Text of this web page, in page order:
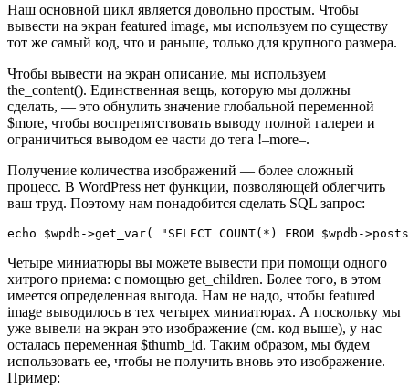
Наш основной цикл является довольно простым. Чтобы
вывести на экран featured image, мы используем по существу
тот же самый код, что и раньше, только для крупного размера.
Чтобы вывести на экран описание, мы используем
the_content(). Единственная вещь, которую мы должны
сделать, — это обнулить значение глобальной переменной
$more, чтобы воспрепятствовать выводу полной галереи и
ограничиться выводом ее части до тега !–more–.
Получение количества изображений — более сложный
процесс. В WordPress нет функции, позволяющей облегчить
ваш труд. Поэтому нам понадобится сделать SQL запрос:
echo $wpdb->get_var( "SELECT COUNT(*) FROM $wpdb-
Четыре миниатюры вы можете вывести при помощи одного
хитрого приема: с помощью get_children. Более того, в этом
имеется определенная выгода. Нам не надо, чтобы featured
image выводилось в тех четырех миниатюрах. А поскольку мы
уже вывели на экран это изображение (см. код выше), у нас
осталась переменная $thumb_id. Таким образом, мы будем
использовать ее, чтобы не получить вновь это изображение.
Пример: